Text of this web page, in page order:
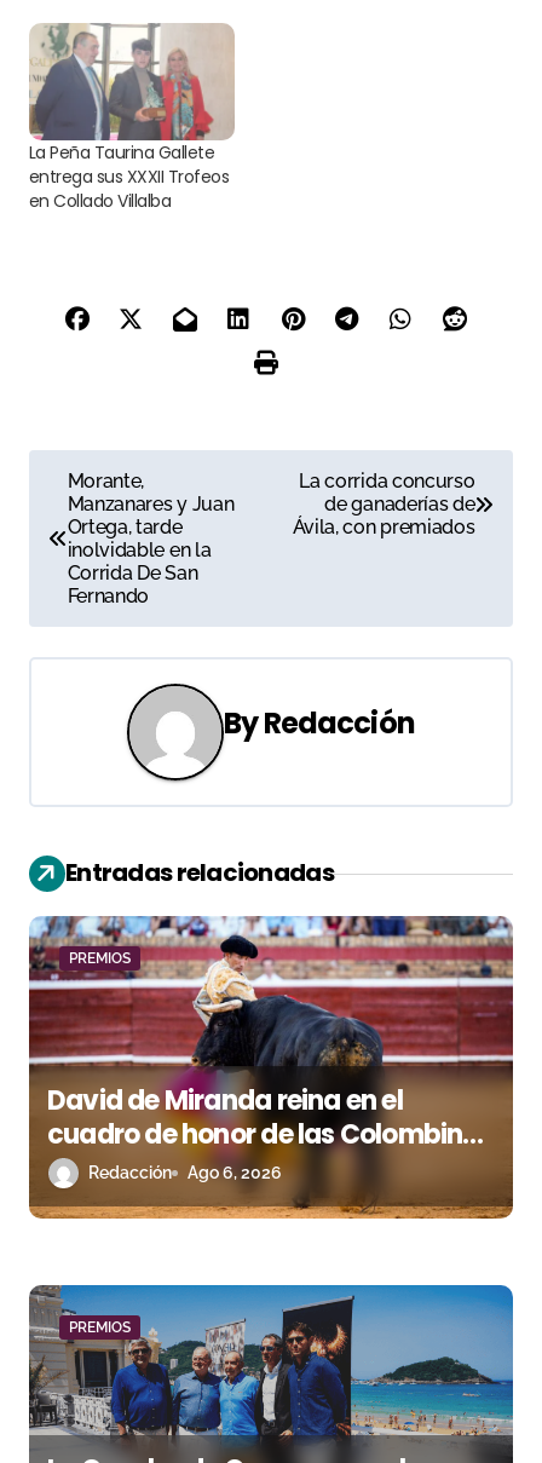
La Peña Taurina Gallete
entrega sus XXXII Trofeos
en Collado Villalba
a
e
g
i
ó
n
d
e
e
n
r
d
a
s
Morante,
Manzanares y Juan
Ortega, tarde
inolvidable en la
Corrida De San
Fernando
La corrida concurso
de ganaderías de
Ávila, con premiados
ByRedacción
Entradas relacionadas
PREMIOS
David de Miranda reina en el
cuadro de honor de las Colombinas
2026Redacción Ago 6, 2026
PREMIOS